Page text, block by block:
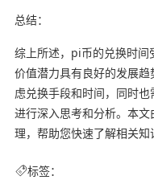
总结：
综上所述，pi币的兑换时间
价值潜力具有良好的发展
虑兑换手段和时间，同时
进行深入思考和分析。本
理，帮助您快速了解相关知
标签：